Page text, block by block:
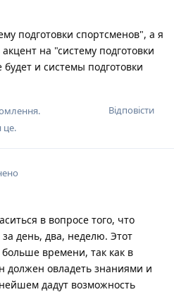
подготовки спортсменов", а я
на "систему подготовки
и системы подготовки
Відповісти
це.
в вопросе того, что
день, два, неделю. Этот
времени, так как в
должен овладеть знаниями и
дадут возможность